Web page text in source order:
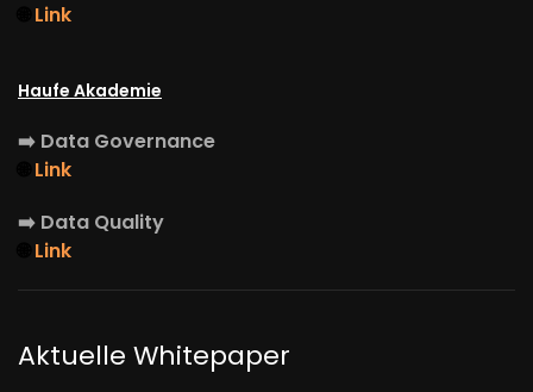
Link
Haufe Akademie
➡️ Data Governance
Link
➡️ Data Quality
Link
Aktuelle Whitepaper